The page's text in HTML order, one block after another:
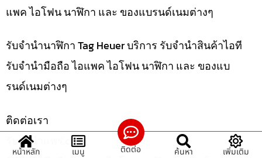
แพค ไอโฟน นาฬิกา และ ของแบรนด์เนมต่างๆ
รับจำนำนาฬิกา Tag Heuer บริการ รับจำนำสินค้าไอที
รับจำนำมือถือ ไอแพค ไอโฟน นาฬิกา และ ของแบ
รนด์เนมต่างๆ
ติดต่อเรา
รับจํานําแพร่.com
หน้าหลัก เมนู ติดต่อ ค้นหา เพิ่มเติม